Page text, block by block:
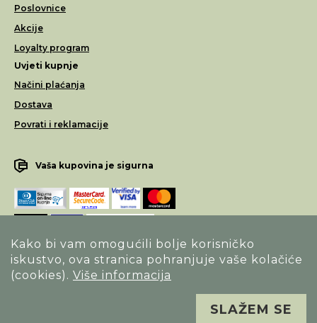
Kako bi vam omogućili bolje korisničko
iskustvo, ova stranica pohranjuje vaše kolačiće
(cookies). Više informacija
SLAŽEM SE
Poslovnice
Akcije
Loyalty program
Uvjeti kupnje
Načini plaćanja
Dostava
Povrati i reklamacije
Vaša kupovina je sigurna
Opći uvjeti poslovanja
Sva prava pridržana. Alfa Vision optika ©